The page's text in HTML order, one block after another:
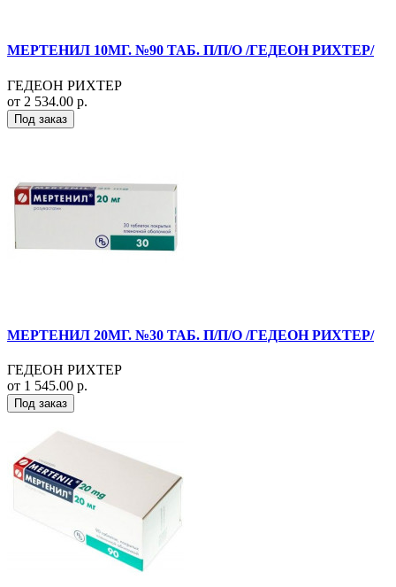
МЕРТЕНИЛ 10МГ. №90 ТАБ. П/П/О /ГЕДЕОН РИХТЕР/
ГЕДЕОН РИХТЕР
от 2 534.00 р.
Под заказ
МЕРТЕНИЛ 20МГ. №30 ТАБ. П/П/О /ГЕДЕОН РИХТЕР/
ГЕДЕОН РИХТЕР
от 1 545.00 р.
Под заказ